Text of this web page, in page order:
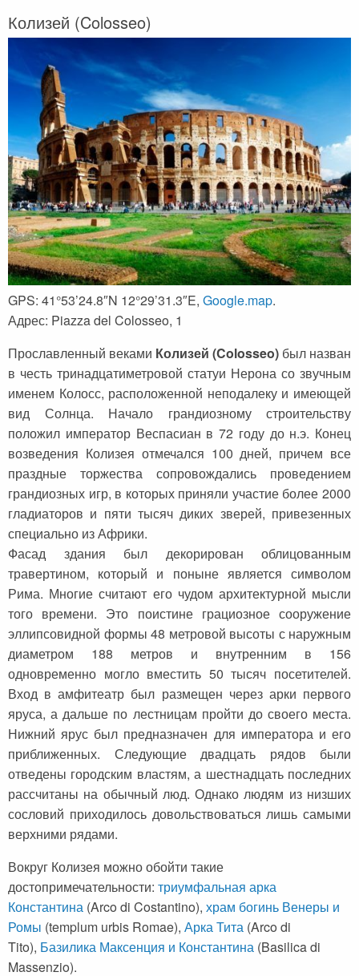
Колизей (Colosseo)
GPS: 41°53’24.8″N 12°29’31.3″E, Google.map.
Адрес: Piazza del Colosseo, 1
Прославленный веками Колизей (Colosseo) был назван
в честь тринадцатиметровой статуи Нерона со звучным
именем Колосс, расположенной неподалеку и имеющей
вид Солнца. Начало грандиозному строительству
положил император Веспасиан в 72 году до н.э. Конец
возведения Колизея отмечался 100 дней, причем все
праздные торжества сопровождались проведением
грандиозных игр, в которых приняли участие более 2000
гладиаторов и пяти тысяч диких зверей, привезенных
специально из Африки.
Фасад здания был декорирован облицованным
травертином, который и поныне является символом
Рима. Многие считают его чудом архитектурной мысли
того времени. Это поистине грациозное сооружение
эллипсовидной формы 48 метровой высоты с наружным
диаметром 188 метров и внутренним в 156
одновременно могло вместить 50 тысяч посетителей.
Вход в амфитеатр был размещен через арки первого
яруса, а дальше по лестницам пройти до своего места.
Нижний ярус был предназначен для императора и его
приближенных. Следующие двадцать рядов были
отведены городским властям, а шестнадцать последних
рассчитаны на обычный люд. Однако людям из низших
сословий приходилось довольствоваться лишь самыми
верхними рядами.
Вокруг Колизея можно обойти такие
достопримечательности: триумфальная арка
Константина (Arco di Costantino), храм богинь Венеры и
Ромы (templum urbis Romae), Арка Тита (Arco di
Tito), Базилика Максенция и Константина (Basilica di
Massenzio).